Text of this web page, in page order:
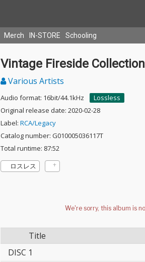
Merch IN-STORE Schooling
Vintage Fireside Collection
Various Artists
Audio format: 16bit/44.1kHz
Lossless
Original release date: 2020-02-28
Label: RCA/Legacy
Catalog number: G010005036117T
Total runtime: 87:52
ロスレス
Title
DISC 1